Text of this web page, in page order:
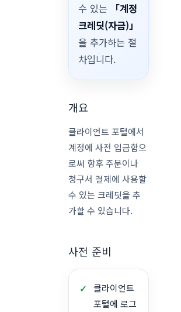
수 있는
「계정
크레딧(자금)」
을 추가하는 절
차입니다.
개요
클라이언트 포털에서
계정에 사전 입금함으
로써 향후 주문이나
청구서 결제에 사용할
수 있는 크레딧을 추
가할 수 있습니다.
사전 준비
클라이언트
포털에 로그